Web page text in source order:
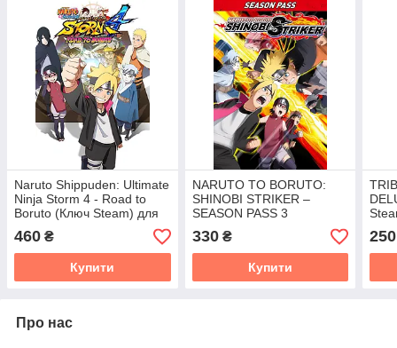
Naruto Shippuden: Ultimate
Ninja Storm 4 - Road to
Boruto (Ключ Steam) для
ПК
460 ₴
Купити
NARUTO TO BORUTO:
SHINOBI STRIKER –
SEASON PASS 3
330₴
Купити
250
Про нас